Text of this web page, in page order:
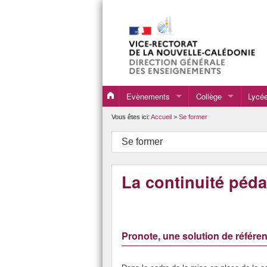
Evènements
Evènements 2020
Evènements 2021
Evènements 2023
Evènements 2026
Collège
Programmes,
Ressources pour la
BAC
Vous êtes ici: Accueil > Se former
Se former
La continuité
Pronote, une solution de